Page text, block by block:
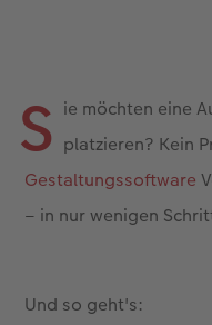
S ie möchten eine
platzieren? Kein
Gestaltungssoftware
– in nur wenigen
Und so geht's: